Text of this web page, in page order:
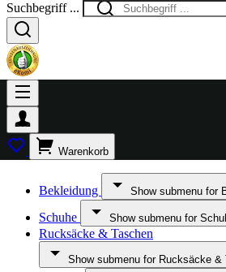
Suchbegriff ...
Warenkorb
Bekleidung Show submenu for
Schuhe Show submenu for
Rucksäcke & Taschen
Show submenu for Rucksäcke &